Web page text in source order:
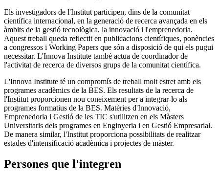
Els investigadors de l'Institut participen, dins de la comunitat
científica internacional, en la generació de recerca avançada en els
àmbits de la gestió tecnològica, la innovació i l'emprenedoria.
Aquest treball queda reflectit en publicacions científiques, ponències
a congressos i Working Papers que són a disposició de qui els pugui
necessitar. L'Innova Institute també actua de coordinador de
l'activitat de recerca de diversos grups de la comunitat científica.
L'Innova Institute té un compromís de treball molt estret amb els
programes acadèmics de la BES. Els resultats de la recerca de
l'Institut proporcionen nou coneixement per a integrar-lo als
programes formatius de la BES. Matèries d'Innovació,
Emprenedoria i Gestió de les TIC s'utilitzen en els Màsters
Universitaris dels programes en Enginyeria i en Gestió Empresarial.
De manera similar, l'Institut proporciona possibilitats de realitzar
estades d'intensificació acadèmica i projectes de màster.
Persones que l'integren